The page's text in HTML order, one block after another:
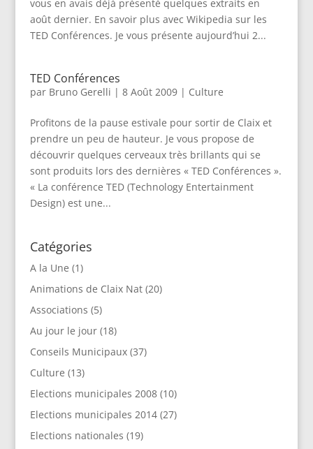
vous en avais déjà présenté quelques extraits en
août dernier. En savoir plus avec Wikipedia sur les
TED Conférences. Je vous présente aujourd’hui 2...
TED Conférences
par Bruno Gerelli | 8 Août 2009| Culture
Profitons de la pause estivale pour sortir de Claix et
prendre un peu de hauteur. Je vous propose de
découvrir quelques cerveaux très brillants qui se
sont produits lors des dernières « TED Conférences ».
« La conférence TED (Technology Entertainment
Design) est une...
Catégories
A la Une (1)
Animations de Claix Nat(20)
Associations (5)
Au jour le jour(18)
Conseils Municipaux(37)
Culture (13)
Elections municipales 2008(10)
Elections municipales 2014(27)
Elections nationales (19)